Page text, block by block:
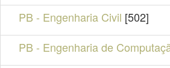
PB - Engenharia Civil [502]
PB - Engenharia de